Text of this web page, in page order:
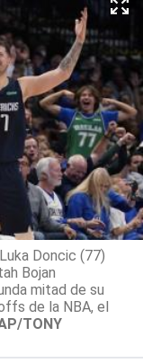
Doncic (77)
Bojan
mitad de su
de la NBA, el
TONY